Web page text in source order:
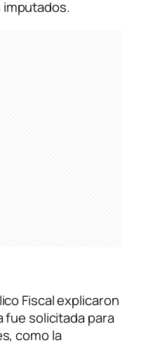
Fiscal explicaron
fue solicitada para
como la